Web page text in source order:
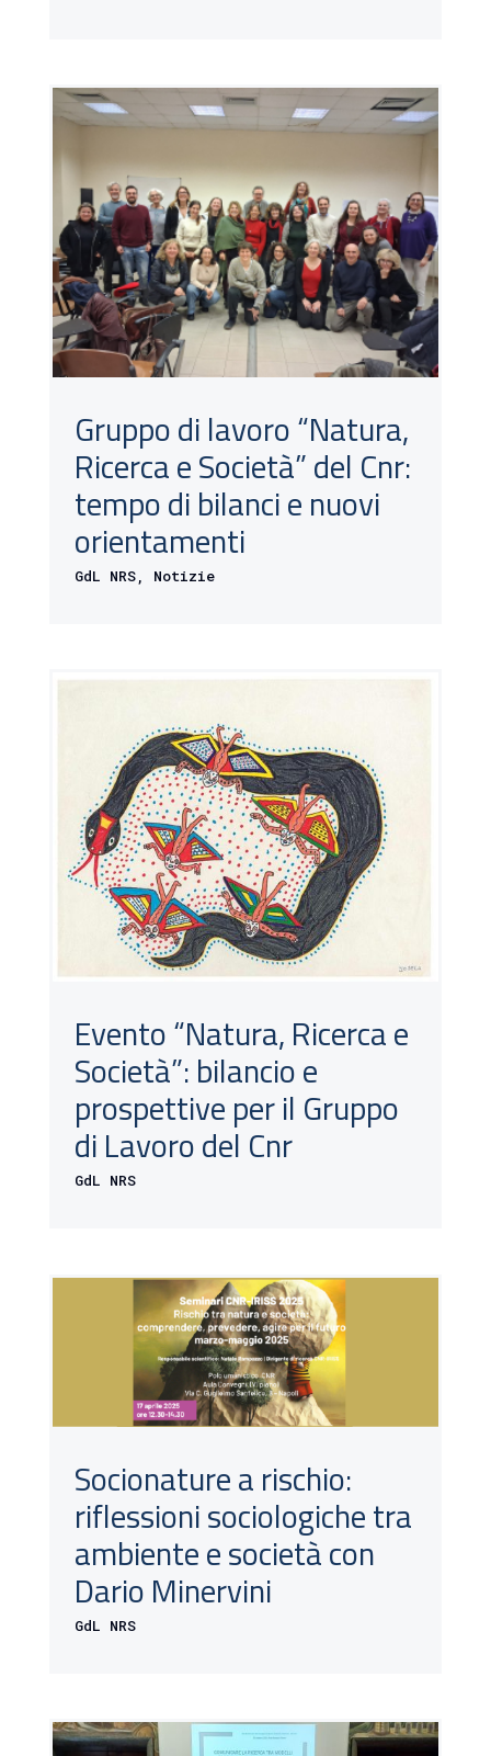
Gruppo di lavoro “Natura,
Ricerca e Società” del Cnr:
tempo di bilanci e nuovi
orientamenti
GdL NRS, Notizie
Evento “Natura, Ricerca e
Società”: bilancio e
prospettive per il Gruppo
di Lavoro del Cnr
GdL NRS
Socionature a rischio:
riflessioni sociologiche tra
ambiente e società con
Dario Minervini
GdL NRS